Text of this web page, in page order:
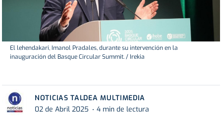
El lehendakari, Imanol Pradales, durante su intervención en la
inauguración del Basque Circular Summit. / Irekia
NOTICIAS TALDEA MULTIMEDIA
02 de Abril 2025
4 min de lectura